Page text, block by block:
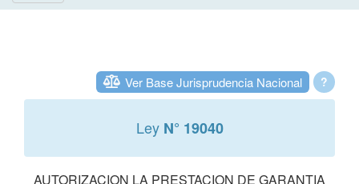
?
Ver Base Jurisprudencia Nacional
Ley N° 19040
AUTORIZACION LA PRESTACION DE GARANTIA